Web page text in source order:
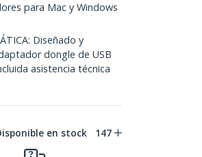
para Mac y Windows
Diseñado y
dongle de USB
asistencia técnica
en stock 147